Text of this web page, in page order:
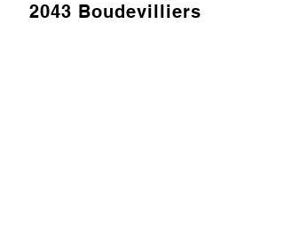
2043 Boudevilliers